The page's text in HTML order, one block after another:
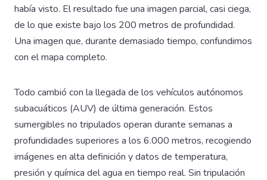
había visto. El resultado fue una imagen parcial, casi ciega,
de lo que existe bajo los 200 metros de profundidad.
Una imagen que, durante demasiado tiempo, confundimos
con el mapa completo.
Todo cambió con la llegada de los vehículos autónomos
subacuáticos (AUV) de última generación. Estos
sumergibles no tripulados operan durante semanas a
profundidades superiores a los 6.000 metros, recogiendo
imágenes en alta definición y datos de temperatura,
presión y química del agua en tiempo real. Sin tripulación